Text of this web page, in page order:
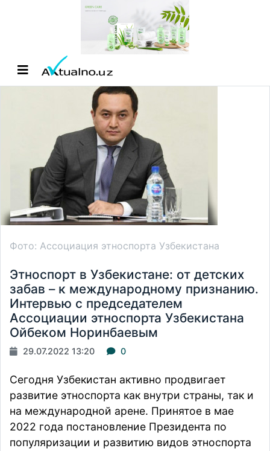
Фото: Ассоциация этноспорта Узбекистана
Этноспорт в Узбекистане: от детских
забав – к международному признанию.
Интервью с председателем
Ассоциации этноспорта Узбекистана
Ойбеком Норинбаевым
29.07.2022 13:20 0
Сегодня Узбекистан активно продвигает
развитие этноспорта как внутри страны, так и
на международной арене. Принятое в мае
2022 года постановление Президента по
популяризации и развитию видов этноспорта